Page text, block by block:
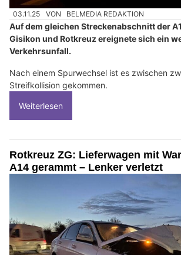
03.11.25 VON BELMEDIA REDAKTION
Auf dem gleichen Streckenabschnitt der
Gisikon und Rotkreuz ereignete sich ein
Verkehrsunfall.
Nach einem Spurwechsel ist es zwischen
Streifkollision gekommen.
Weiterlesen
Rotkreuz ZG: Lieferwagen mit
A14 gerammt – Lenker verletzt